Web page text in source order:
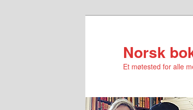
Norsk
Et møtested for alle